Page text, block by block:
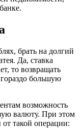
брать на долгий
Да, ставка
то возвращать
большую
возможность
валюту. При этом
такой операции: